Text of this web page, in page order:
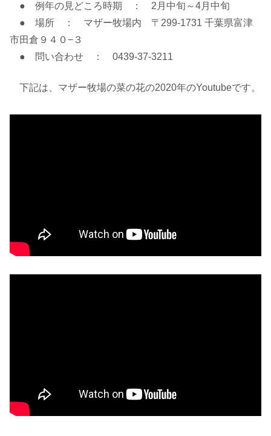
● 例年の見どころ時期 ： 2月中旬～4月中旬
● 場所 ： マザー牧場内 〒299-1731 千葉県富津
市田倉９４０−３
● 問い合わせ ： 0439-37-3211
下記は、マザー牧場の菜の花の2020年のYoutubeです。